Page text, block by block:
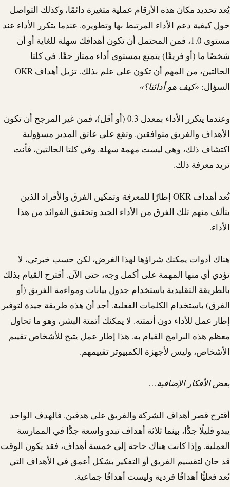
يُعد تحديد مكان هذه الأرقام عملية متغيرة دائمًا، وكذلك التواصل
حول كيفية دعم الأداء المرتبط بها وتطويره. عندما يتكرر الأداء عند
مستوى 1.0، فمن المحتمل أن تكون أهدافك سهلة للغاية أو أن
شخصًا ما (أو فريقًا) يتمتع بمستوى أداء ممتاز حقًا. في كلتا
الحالتين، من المهم أن تكون على علم بذلك. تزيل أهداف OKR
السؤال: «كيف هو أدائنا؟»
وعندما يتكرر الأداء بمعدل 0.3 (أو أقل)، فمن غير المرجح أن تكون
الأهداف والفريق متوافقين. وتقع على عاتق المدير مسؤولية
اكتشاف ذلك، وهي ليست مهمة سهلة. وفي كلتا الحالتين، فأنت
تريد معرفة ذلك.
تُعد أهداف OKR إطارًا لل معرفة وتمكين الفرق والأفراد الذين
يتألف منهم تلك الفرق من الأداء الجيد وتحقيق الفوائد من هذا
الأداء.
هناك أدوات يمكنك شراؤها لهذا الغرض، لكن حسب خبرتي، لا
تؤدي أي منها المهمة على أكمل وجه، حتى الآن. أقترح القيام بذلك
بالطريقة التقليدية باستخدام جدول بيانات ومواءمة الفريق (أو
الفرق) باستخدام الكلمات الفعلية. أجد أن هذه طريقة جيدة لتوفير
إطار عمل للأداء دون أتمتته. لا يمكنك أتمتة البشر، وهو ما تحاول
معظم هذه البرامج القيام به. هذا إطار عمل يتيح للأشخاص تقييم
الأشخاص، وليس لأجهزة الكمبيوتر تقييمهم.
بعض الأفكار الإضافية…
أقترح قصر أهداف الشركة والفريق على هدفين. فالهدف الواحد
يبدو قليلًا جدًّا، بينما ثلاثة أهداف تبدو واسعة جدًّا في الممارسة
العملية. وإذا كانت هناك حاجة إلى خمسة أهداف، فقد يكون الوقت
قد حان لتقسيم الفريق أو التفكير بشكل أعمق في الأهداف التي
تُعد فعليًّا أهدافًا فردية وليست أهدافًا جماعية.